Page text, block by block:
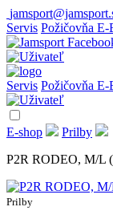
Servis Požičovňa
Servis Požičovňa
E-shop
Prilby
P2R RODEO, M/L
Prilby